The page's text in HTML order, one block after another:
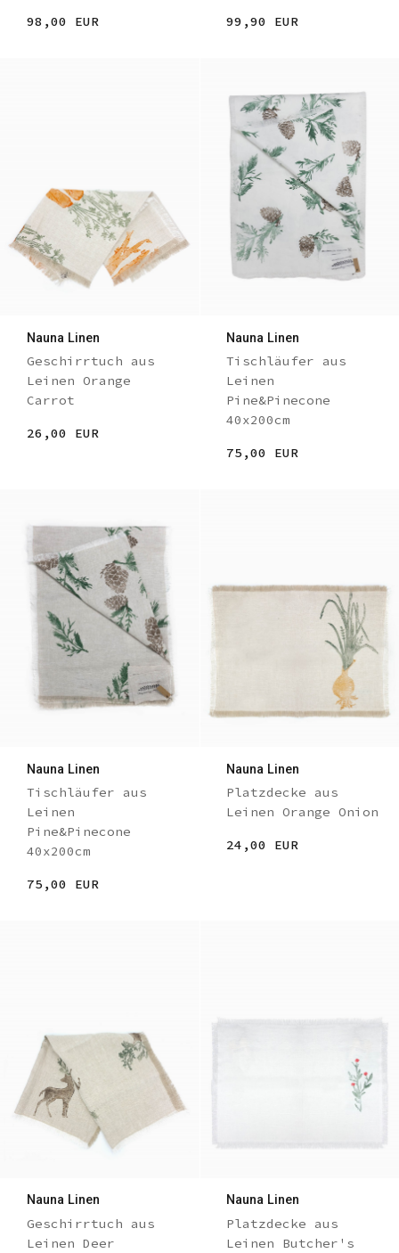
98,00 EUR 99,90 EUR
Nauna Linen
Geschirrtuch aus
Leinen Orange
Carrot
26,00 EUR
Nauna Linen
Tischläufer aus
Leinen
Pine&Pinecone
40x200cm
75,00 EUR
Nauna Linen
Tischläufer aus
Leinen
Pine&Pinecone
40x200cm
75,00 EUR
Nauna Linen
Platzdecke aus
Leinen Orange Onion
24,00 EUR
Nauna Linen
Geschirrtuch aus
Leinen Deer
Nauna Linen
Platzdecke aus
Leinen Butcher's